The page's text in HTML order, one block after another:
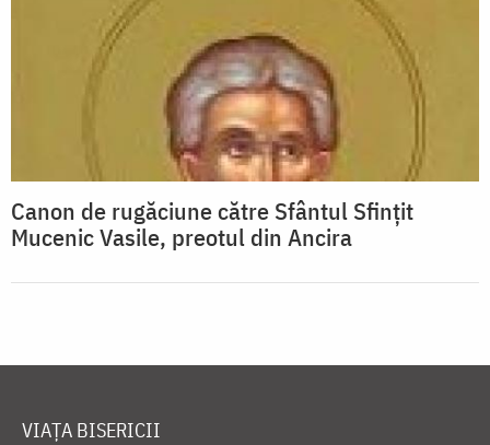
Canon de rugăciune către Sfântul Sfinţit
Mucenic Vasile, preotul din Ancira
VIAȚA BISERICII